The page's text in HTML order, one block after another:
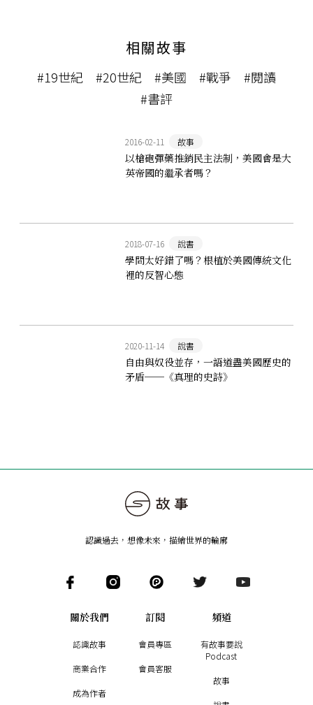
相關故事
#19世紀 #20世紀 #美國 #戰爭
#閱讀
#書評
2016-02-11 故事
以槍砲彈藥推銷民主法制，美國會是大
英帝國的繼承者嗎？
2018-07-16 說書
學問太好錯了嗎？根植於美國傳統文化
裡的反智心態
2020-11-14 說書
自由與奴役並存，一語道盡美國歷史的
矛盾──《真理的史詩》
認識過去，想像未來 ， 描繪世界的輪廓
關於我們
認識故事
商業合作
成為作者
訂閱
會員專區
會員客服
頻道
有故事要說
Podcast
故事